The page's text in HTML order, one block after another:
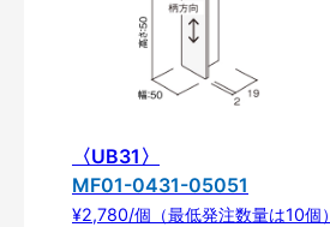
〈UB31〉
MF01-0431-05051
¥2,780/個（最低発注数量は10個）